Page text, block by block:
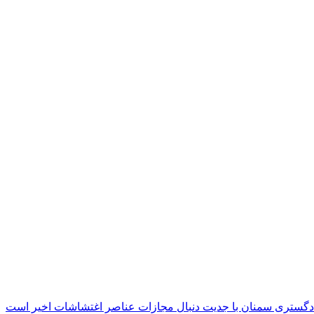
سمنان با جدیت دنبال مجازات عناصر اغتشاشات اخیر است